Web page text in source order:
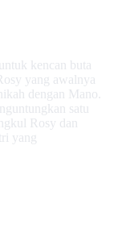
kencan buta
yang awalnya
dengan Mano.
satu
Rosy dan
yang